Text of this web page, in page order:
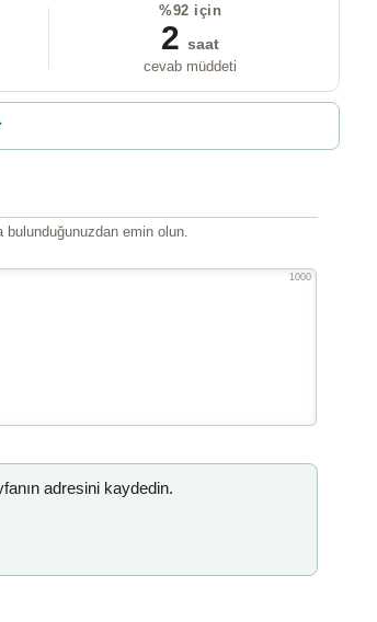
%92 için
2 saat
cevab müddeti
bulunduğunuzdan emin olun.
1000
adresini kaydedin.